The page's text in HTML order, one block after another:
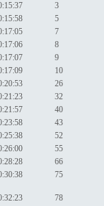
3
5
7
8
9
10
26
32
40
43
52
55
66
75
78